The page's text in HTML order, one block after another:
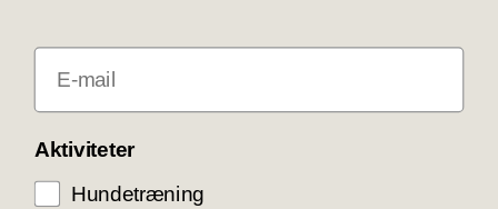
Vi bruger cookies til teknisk funktionalitet samt
Få rabat som DKK medlem
E-mail
Aktiviteter
Hundetræning